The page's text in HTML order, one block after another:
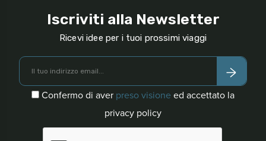
Iscriviti alla Newsletter
Ricevi idee per i tuoi prossimi viaggi
Confermo di aver preso visione ed accettato la
privacy policy